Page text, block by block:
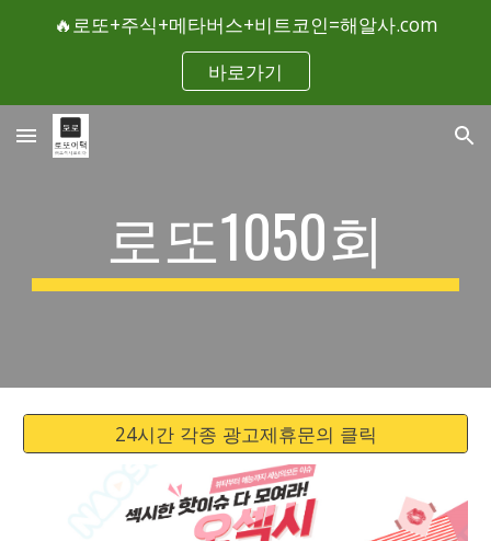
Skip to main content Skip to navigation
🔥로또+주식+메타버스+비트코인=해알사.com
바로가기
로또1050회
24시간 각종 광고제휴문의 클릭